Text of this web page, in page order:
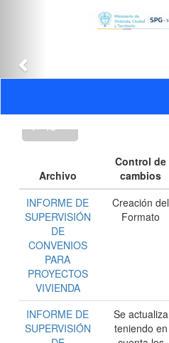
F-48
Archivo
Control de
cambios
INFORME DE
SUPERVISIÓN
DE
CONVENIOS
PARA
PROYECTOS
VIVIENDA
Creación del
Formato
INFORME DE
SUPERVISIÓN
Se actualiza
teniendo en